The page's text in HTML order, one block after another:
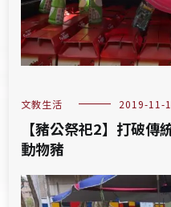
文教生活 2019-11-
【豬公祭祀2】打破傳
動物豬